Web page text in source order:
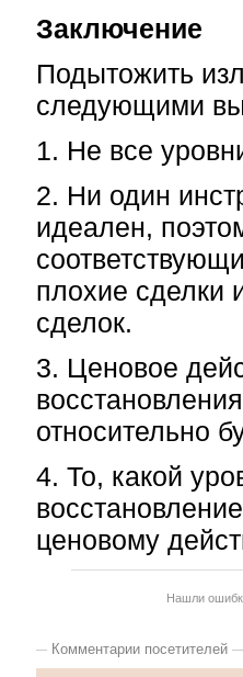
Заключение
Подытожить
следующими
1. Не все
2. Ни один
идеален,
плохие сделки
сделок.
3. Ценовое
относительно
4. То, какой
ценовому
Нашли
Комментарии посетителей